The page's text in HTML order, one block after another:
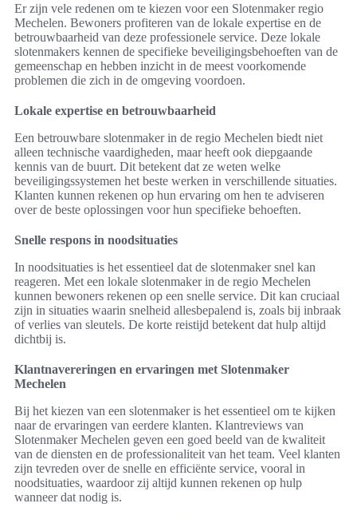
Er zijn vele redenen om te kiezen voor een Slotenmaker regio
Mechelen. Bewoners profiteren van de lokale expertise en de
betrouwbaarheid van deze professionele service. Deze lokale
slotenmakers kennen de specifieke beveiligingsbehoeften van de
gemeenschap en hebben inzicht in de meest voorkomende
problemen die zich in de omgeving voordoen.
Lokale expertise en betrouwbaarheid
Een betrouwbare slotenmaker in de regio Mechelen biedt niet
alleen technische vaardigheden, maar heeft ook diepgaande
kennis van de buurt. Dit betekent dat ze weten welke
beveiligingssystemen het beste werken in verschillende situaties.
Klanten kunnen rekenen op hun ervaring om hen te adviseren
over de beste oplossingen voor hun specifieke behoeften.
Snelle respons in noodsituaties
In noodsituaties is het essentieel dat de slotenmaker snel kan
reageren. Met een lokale slotenmaker in de regio Mechelen
kunnen bewoners rekenen op een snelle service. Dit kan cruciaal
zijn in situaties waarin snelheid allesbepalend is, zoals bij inbraak
of verlies van sleutels. De korte reistijd betekent dat hulp altijd
dichtbij is.
Klantnavereringen en ervaringen met Slotenmaker
Mechelen
Bij het kiezen van een slotenmaker is het essentieel om te kijken
naar de ervaringen van eerdere klanten. Klantreviews van
Slotenmaker Mechelen geven een goed beeld van de kwaliteit
van de diensten en de professionaliteit van het team. Veel klanten
zijn tevreden over de snelle en efficiënte service, vooral in
noodsituaties, waardoor zij altijd kunnen rekenen op hulp
wanneer dat nodig is.